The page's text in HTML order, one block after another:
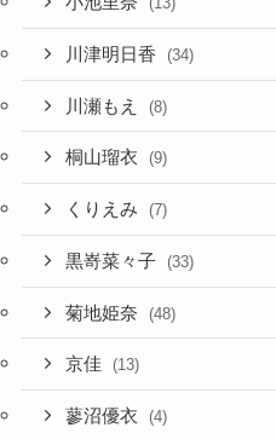
川津明日香 (34)
川瀬もえ (8)
桐山瑠衣 (9)
くりえみ (7)
黒嵜菜々子 (33)
菊地姫奈 (48)
京佳 (13)
蓼沼優衣 (4)